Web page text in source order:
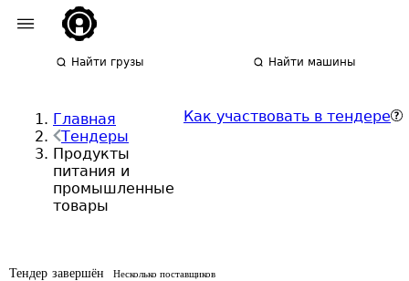
Найти грузы Найти машины
Главная
Тендеры
Продукты
питания и
промышленные
товары
Как участвовать в тендере
Тендер завершён Несколько поставщиков